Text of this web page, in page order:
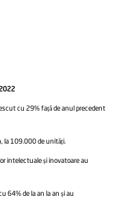
cu 29% față de anul precedent
la 109.000 de unități.
intelectuale și inovatoare au
64% de la an la an și au